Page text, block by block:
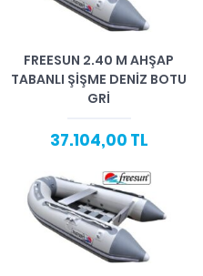
FREESUN 2.40 M AHŞAP
TABANLI ŞIŞME DENIZ BOTU
GRI
37.104,00 TL